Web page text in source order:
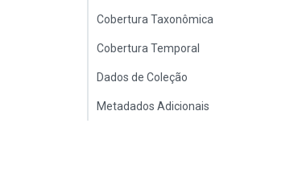
Cobertura Taxonômica
Cobertura Temporal
Dados de Coleção
Metadados Adicionais